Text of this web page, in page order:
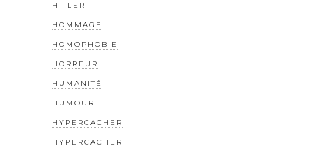
HITLER
HOMMAGE
HOMOPHOBIE
HORREUR
HUMANITÉ
HUMOUR
HYPERCACHER
HYPERCACHER